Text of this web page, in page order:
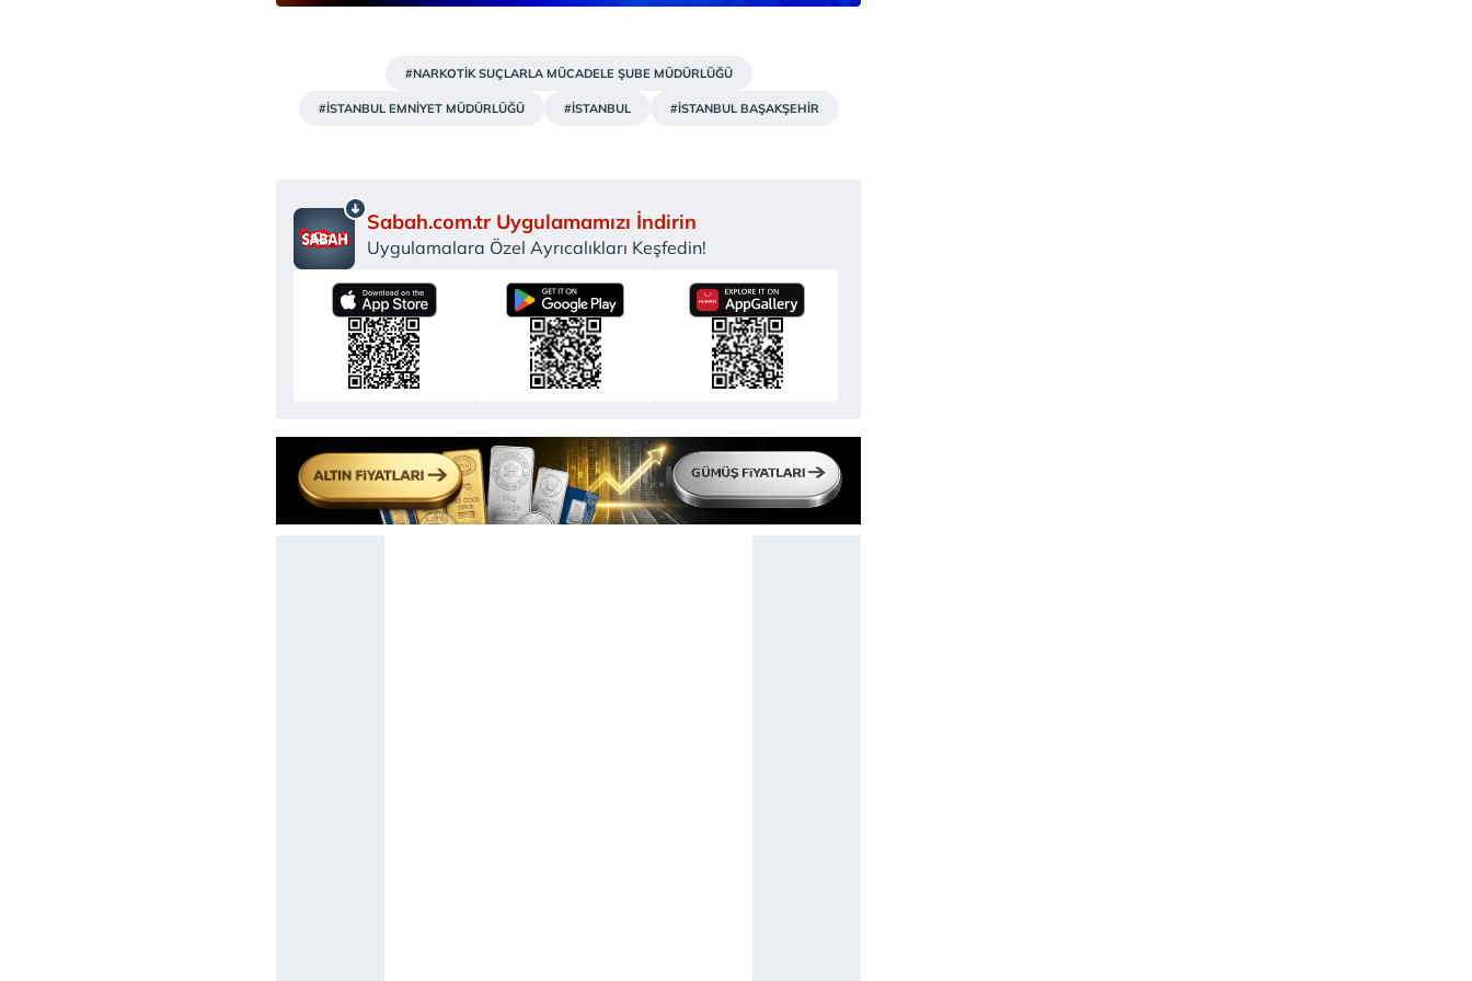
#NARKOTİK SUÇLARLA MÜCADELE ŞUBE MÜDÜRLÜĞÜ
#İSTANBUL EMNİYET MÜDÜRLÜĞÜ #İSTANBUL #İSTANBUL BAŞAKŞEHİR
Sabah.com.tr Uygulamamızı İndirin
Uygulamalara Özel Ayrıcalıkları Keşfedin!